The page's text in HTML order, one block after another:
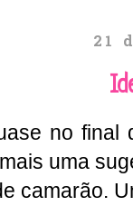
21
no final
uma
camarão.